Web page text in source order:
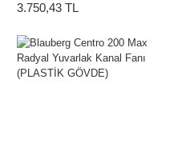
3.750,43 TL